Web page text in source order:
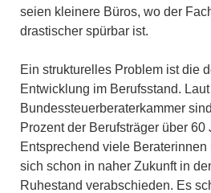
seien kleinere Büros, wo der
drastischer spürbar ist.
Ein strukturelles Problem ist die
Entwicklung im Berufsstand. Laut
Bundessteuerberaterkammer
Prozent der Berufsträger über 60
Entsprechend viele
sich schon in naher Zukunft in
Ruhestand verabschieden. Es